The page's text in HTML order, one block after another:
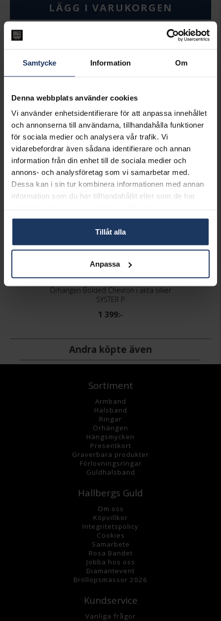
Samtycke Information Om
Denna webbplats använder cookies
Vi använder enhetsidentifierare för att anpassa innehållet
och annonserna till användarna, tillhandahålla funktioner
för sociala medier och analysera vår trafik. Vi
vidarebefordrar även sådana identifierare och annan
information från din enhet till de sociala medier och
annons- och analysföretag som vi samarbetar med.
Dessa kan i sin tur kombinera informationen med annan
information som du har tillhandahållit eller som de har
Tillåt alla
Anpassa
LÄGG I VARUKORGEN
Lagervara.
Leveranstid 2-5 arbetsdagar.
MODELL
BOLDED LITTLE SIS CHEVRON
GOLD
Silver,Guldpläterat
Matchande produkter och andra varianter
Örhängen Bolded Chevron i äkta silver
SYSTER P
1 399:-
Andra köpte även
Sortiment
Armband
Halsband
Ringar
Örhängen
Hängsmycken
Presentkort
Graverbara produkter
Förlovningsringar
Guldhalsband
Hallbergs Guld
Om oss
Köpvillkor
Integritetspolicy
Cookies
Samarbete
Rosa Bandet
Jobba hos oss
Diamantevent
Bröllopsmässor 2026
Kundservice
Vanliga frågor